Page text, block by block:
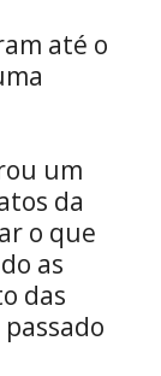
até o
um
da
o que
as
das